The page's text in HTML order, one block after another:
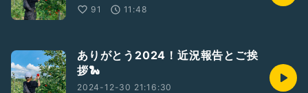
91
11:48
ありがとう2024！近況報告とご挨
拶🐍
2024-12-30 21:16:30